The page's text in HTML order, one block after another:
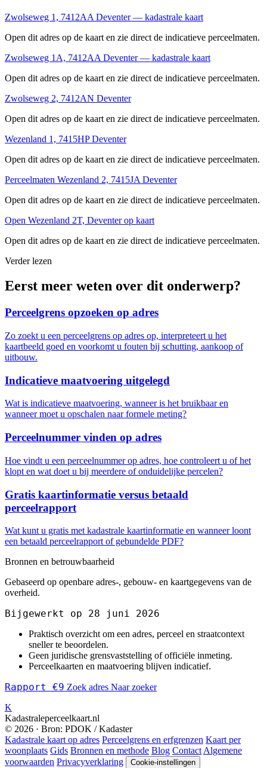
Zwolseweg 1, 7412AA Deventer — kadastrale kaart
Open dit adres op de kaart en zie direct de indicatieve perceelmaten.
Zwolseweg 1A, 7412AA Deventer — kadastrale kaart
Open dit adres op de kaart en zie direct de indicatieve perceelmaten.
Zwolseweg 2, 7412AN Deventer
Open dit adres op de kaart en zie direct de indicatieve perceelmaten.
Wezenland 1, 7415HP Deventer
Open dit adres op de kaart en zie direct de indicatieve perceelmaten.
Perceelmaten Wezenland 2, 7415JA Deventer
Open dit adres op de kaart en zie direct de indicatieve perceelmaten.
Open Wezenland 2T, Deventer op kaart
Open dit adres op de kaart en zie direct de indicatieve perceelmaten.
Verder lezen
Eerst meer weten over dit onderwerp?
Perceelgrens opzoeken op adres
Zo zoekt u een perceelgrens op adres op, interpreteert u het
kaartbeeld goed en voorkomt u fouten bij schutting, aankoop of
uitbouw.
Indicatieve maatvoering uitgelegd
Wat is indicatieve maatvoering, wanneer is het bruikbaar en
wanneer moet u opschalen naar formele meting?
Perceelnummer vinden op adres
Hoe vindt u een perceelnummer op adres, hoe controleert u of het
klopt en wat doet u bij meerdere of onduidelijke percelen?
Gratis kaartinformatie versus betaald
perceelrapport
Wat kunt u gratis met kadastrale kaartinformatie en wanneer loont
een betaald perceelrapport of gebundelde PDF?
Bronnen en betrouwbaarheid
Gebaseerd op openbare adres-, gebouw- en kaartgegevens van de
overheid.
Bijgewerkt op 28 juni 2026
Praktisch overzicht om een adres, perceel en straatcontext
sneller te beoordelen.
Geen juridische grensvaststelling of officiële inmeting.
Perceelkaarten en maatvoering blijven indicatief.
Rapport €9 Zoek adres Naar zoeker
K
Kadastraleperceelkaart.nl
© 2026 · Bron: PDOK / Kadaster
Kadastrale kaart op adres Perceelgrens en erfgrenzen Kaart per
woonplaats Gids Bronnen en methode Blog Contact Algemene
voorwaarden Privacyverklaring Cookie-instellingen